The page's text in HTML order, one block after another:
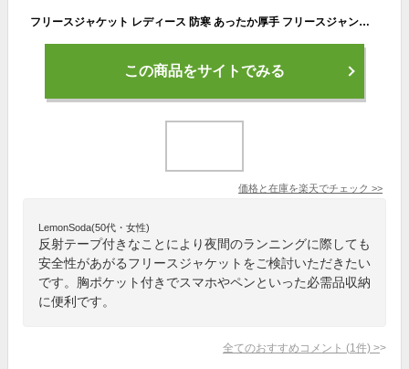
フリースジャケット レディース 防寒 あったか厚手 フリースジャンパー 胸ポケット 反射テープ ポリエステル100% 防寒 保温性 暖かい生地 無地 かわいい アウター トップス レディースフリースレディース 裏起毛ジャケット ボア 大きめ 長め ロング 白/黒 秋冬 00238
この商品をサイトでみる
価格と在庫を楽天でチェック >>
LemonSoda(50代・女性)
反射テープ付きなことにより夜間のランニングに際しても
安全性があがるフリースジャケットをご検討いただきたい
です。胸ポケット付きでスマホやペンといった必需品収納
に便利です。
全てのおすすめコメント (1 件) >